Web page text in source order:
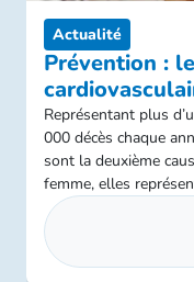
Actualité
Prévention :
Représentant plus
000 décès chaque
sont la deuxième
femme, elles
par le cancer du
peu informées et
hommes. Santé